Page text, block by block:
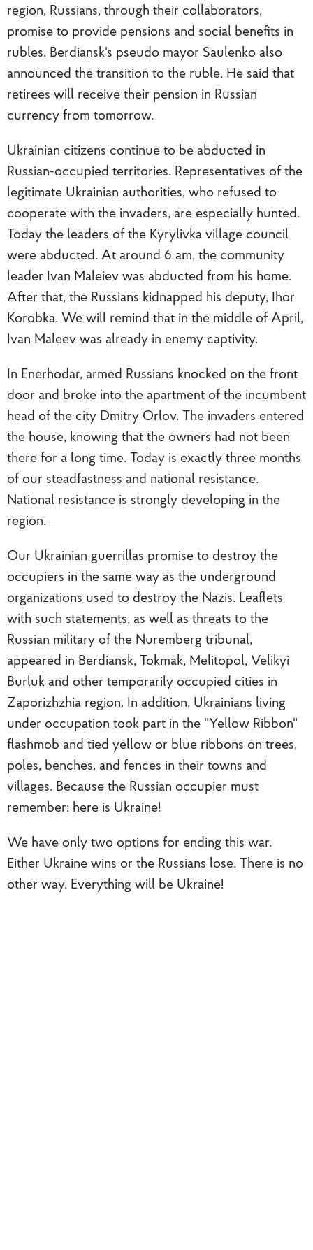
region, Russians, through their collaborators,
promise to provide pensions and social benefits in
rubles. Berdiansk's pseudo mayor Saulenko also
announced the transition to the ruble. He said that
retirees will receive their pension in Russian
currency from tomorrow.
Ukrainian citizens continue to be abducted in
Russian-occupied territories. Representatives of the
legitimate Ukrainian authorities, who refused to
cooperate with the invaders, are especially hunted.
Today the leaders of the Kyrylivka village council
were abducted. At around 6 am, the community
leader Ivan Maleiev was abducted from his home.
After that, the Russians kidnapped his deputy, Ihor
Korobka. We will remind that in the middle of April,
Ivan Maleev was already in enemy captivity.
In Enerhodar, armed Russians knocked on the front
door and broke into the apartment of the incumbent
head of the city Dmitry Orlov. The invaders entered
the house, knowing that the owners had not been
there for a long time. Today is exactly three months
of our steadfastness and national resistance.
National resistance is strongly developing in the
region.
Our Ukrainian guerrillas promise to destroy the
occupiers in the same way as the underground
organizations used to destroy the Nazis. Leaflets
with such statements, as well as threats to the
Russian military of the Nuremberg tribunal,
appeared in Berdiansk, Tokmak, Melitopol, Velikyi
Burluk and other temporarily occupied cities in
Zaporizhzhia region. In addition, Ukrainians living
under occupation took part in the "Yellow Ribbon"
flashmob and tied yellow or blue ribbons on trees,
poles, benches, and fences in their towns and
villages. Because the Russian occupier must
remember: here is Ukraine!
We have only two options for ending this war.
Either Ukraine wins or the Russians lose. There is no
other way. Everything will be Ukraine!